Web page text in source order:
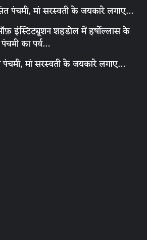
पंचमी, मां सरस्वती के जयकारे लगाए…
ऑफ़ इंस्टिट्यूशन शहडोल में हर्षोल्लास के
का पर्व…
मां सरस्वती के जयकारे लगाए…